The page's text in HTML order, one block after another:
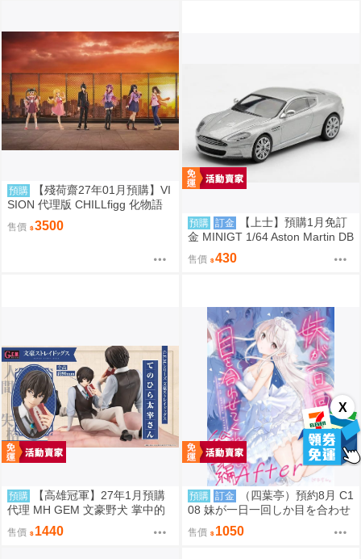
X
預購
【殘荷齋27年01月預購】VI
SION 代理版 CHILLfigg 化物語
盒玩 中盒6入 0923
售價 3500 預購 訂金
【上士】預購1月免訂
金 MINIGT 1/64 Aston Martin DB
S 2008 銀2008 左駕 39671 080
9
售價 430
預購
【高雄冠軍】27年1月預購
代理 MH GEM 文豪野犬 掌中的
太宰 太宰治 免訂金0813
售價 1440
預購 訂金
（四葉亭）預約8月 C1
08 妹が一日一回しか目を合わせ
てくれない。After総集編 はまけ
ん。
售價 1050